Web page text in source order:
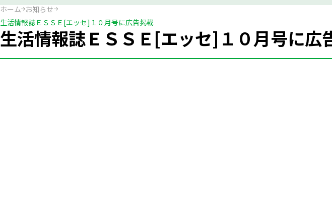
ホーム お知らせ
生活情報誌ＥＳＳＥ[エッセ]１０月号に広告掲載
生活情報誌ＥＳＳＥ[エッセ]１０月号に広